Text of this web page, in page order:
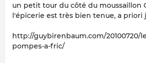
un petit tour du côté du moussaillon
l'épicerie est très bien tenue, a priori
http://guybirenbaum.com/20100720/
pompes-a-fric/